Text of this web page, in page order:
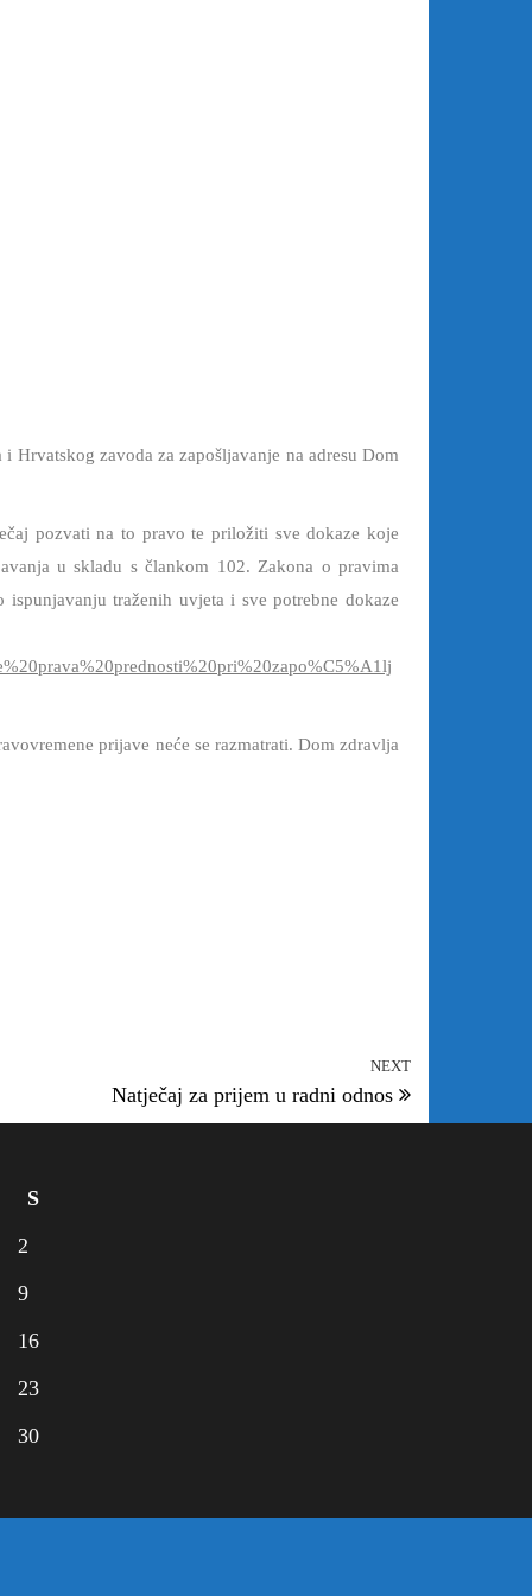
zavoda za zapošljavanje na adresu Dom
pozvati na to pravo te priložiti sve dokaze koje
u skladu s člankom 102. Zakona o pravima
traženih uvjeta i sve potrebne dokaze
prijave neće se razmatrati. Dom zdravlja
NEXT
Natječaj za prijem u radni odnos
S
2
9
16
23
30